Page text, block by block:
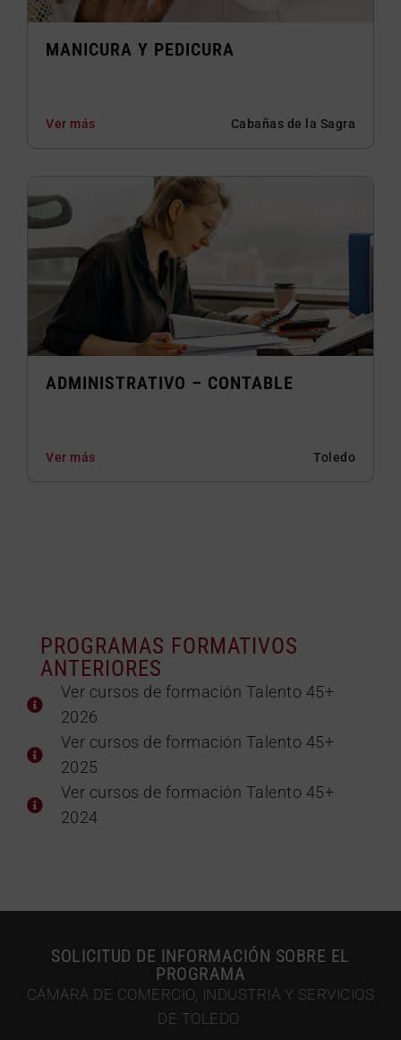
MANICURA Y PEDICURA
Ver más Cabañas de la Sagra
ADMINISTRATIVO – CONTABLE
Ver más Toledo
PROGRAMAS FORMATIVOS
ANTERIORES
Ver cursos de formación Talento 45+
2026
Ver cursos de formación Talento 45+
2025
Ver cursos de formación Talento 45+
2024
SOLICITUD DE INFORMACIÓN SOBRE EL
PROGRAMA
CÁMARA DE COMERCIO, INDUSTRIA Y SERVICIOS
DE TOLEDO